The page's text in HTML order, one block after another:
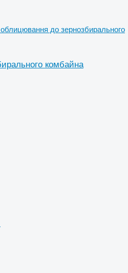
облицювання до зернозбирального
комбайна